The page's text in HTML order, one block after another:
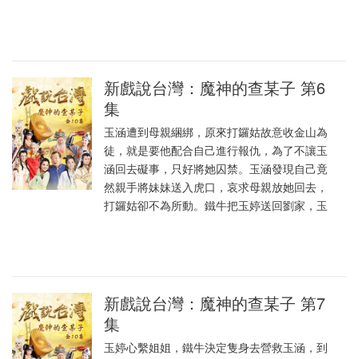
新戲說台灣：魔神的查某子 第6
集
玉涵遭到母親綑綁，原來打鑼姑故意收金山為
徒，就是要他配合自己進行報仇，為了不讓玉
涵回去礙事，只好將她囚禁。玉涵發現自己竟
然親手將妹妹送入虎口，哀求母親放她回去，
打鑼姑卻不為所動。鐵牛把玉婷送回劉家，玉
新戲說台灣：魔神的查某子 第7
集
玉婷心繫姐姐，鐵牛決定隻身去營救玉涵，到